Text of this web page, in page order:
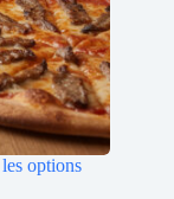
options